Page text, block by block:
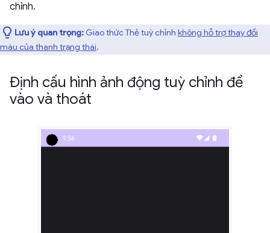
chỉnh.
Lưu ý quan trọng: Giao thức Thẻ tuỳ chỉnh không hỗ trợ thay đổi
màu của thanh trạng thái.
Định cấu hình ảnh động tuỳ chỉnh để
vào và thoát